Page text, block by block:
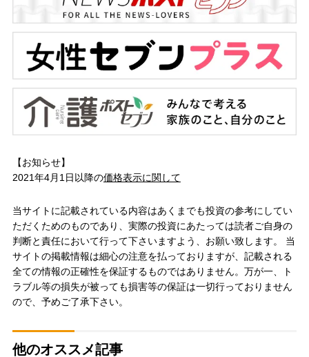
【お知らせ】
2021年4月1日以降の価格表示に関して
当サイトに記載されている内容はあくまでも投資の参考にしてい
ただくためのものであり、実際の投資にあたっては読者ご自身の
判断と責任において行って下さいますよう、お願い致します。 当
サイトの掲載情報は細心の注意を払っておりますが、記載される
全ての情報の正確性を保証するものではありません。万が一、ト
ラブル等の損失が被っても損害等の保証は一切行っておりません
ので、予めご了承下さい。
他のオススメ記事